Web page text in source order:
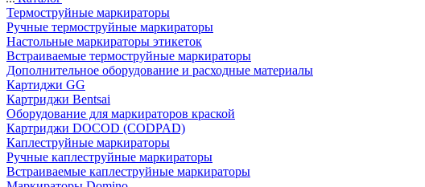
Термоструйные маркираторы
Ручные термоструйные маркираторы
Настольные маркираторы этикеток
Встраиваемые термоструйные маркираторы
Дополнительное оборудование и расходные материалы
Картиджи GG
Картриджи Bentsai
Оборудование для маркираторов краской
Картриджи DOCOD (CODPAD)
Каплеструйные маркираторы
Ручные каплеструйные маркираторы
Встраиваемые каплеструйные маркираторы